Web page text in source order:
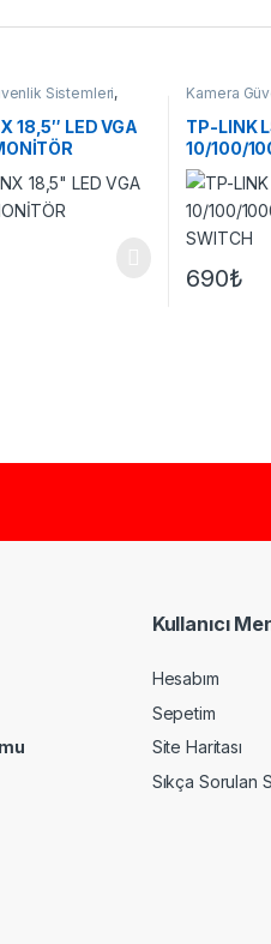
Sistemleri,
18,5″ LED VGA
Kamera
TP-LINK
10/100/
690₺
Kullanıcı
Hesabım
Sepetim
Site Haritası
Sıkça Sorulan